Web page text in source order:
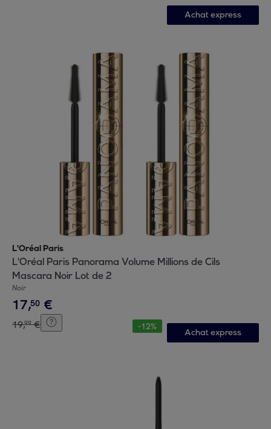
Achat express
L'Oréal Paris
L'Oréal Paris Panorama Volume Millions de Cils
Mascara Noir Lot de 2
Noir
17,50 €
19,99 € -12%
Achat express